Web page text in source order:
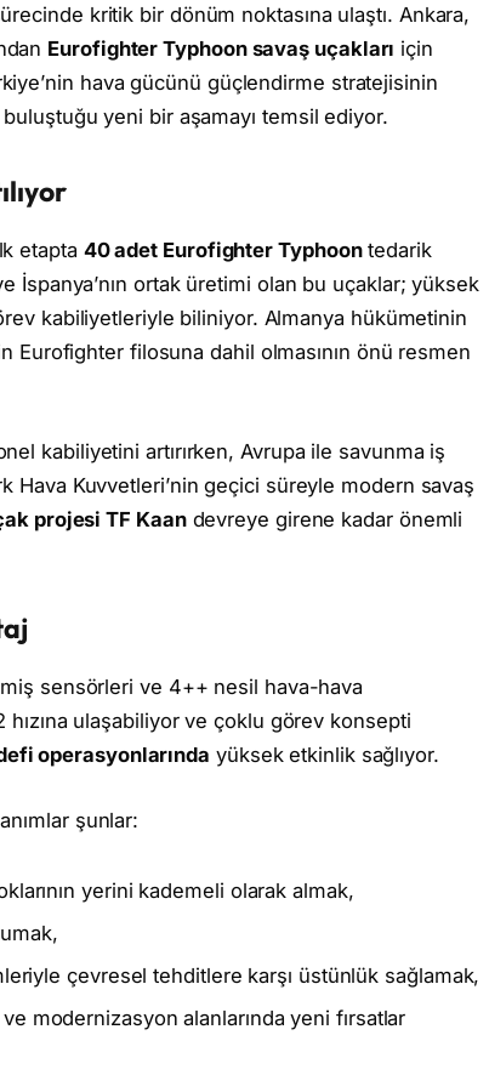
kritik bir dönüm noktasına ulaştı. Ankara,
Eurofighter Typhoon savaş uçakları için
hava gücünü güçlendirme stratejisinin
yeni bir aşamayı temsil ediyor.
etapta 40 adet Eurofighter Typhoontedarik
İspanya’nın ortak üretimi olan bu uçaklar; yüksek
kabiliyetleriyle biliniyor. Almanya hükümetinin
Eurofighter filosuna dahil olmasının önü resmen
kabiliyetini artırırken, Avrupa ile savunma iş
Hava Kuvvetleri’nin geçici süreyle modern savaş
projesi TF Kaandevreye girene kadar önemli
sensörleri ve 4++ nesil hava-hava
hızına ulaşabiliyor ve çoklu görev konsepti
operasyonlarında yüksek etkinlik sağlıyor.
şunlar:
yerini kademeli olarak almak,
çevresel tehditlere karşı üstünlük sağlamak,
modernizasyon alanlarında yeni fırsatlar